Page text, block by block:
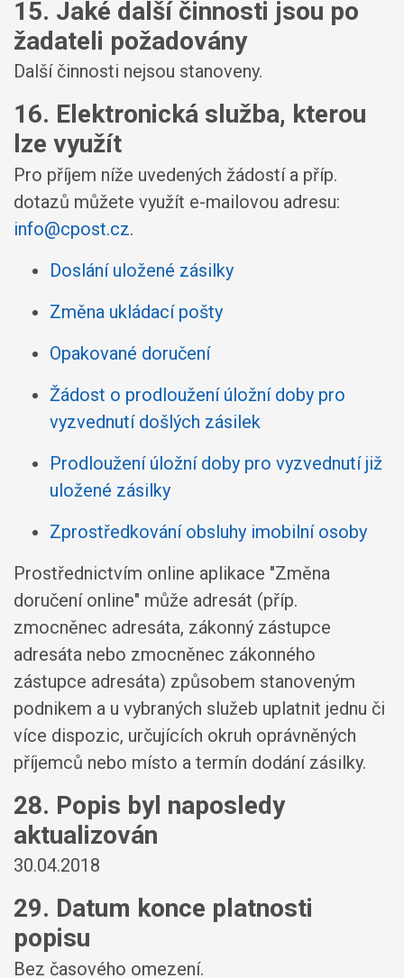
15. Jaké další činnosti jsou po
žadateli požadovány
Další činnosti nejsou stanoveny.
16. Elektronická služba, kterou
lze využít
Pro příjem níže uvedených žádostí a příp.
dotazů můžete využít e-mailovou adresu:
info@cpost.cz.
Doslání uložené zásilky
Změna ukládací pošty
Opakované doručení
Žádost o prodloužení úložní doby pro
vyzvednutí došlých zásilek
Prodloužení úložní doby pro vyzvednutí již
uložené zásilky
Zprostředkování obsluhy imobilní osoby
Prostřednictvím online aplikace "Změna
doručení online" může adresát (příp.
zmocněnec adresáta, zákonný zástupce
adresáta nebo zmocněnec zákonného
zástupce adresáta) způsobem stanoveným
podnikem a u vybraných služeb uplatnit jednu či
více dispozic, určujících okruh oprávněných
příjemců nebo místo a termín dodání zásilky.
28. Popis byl naposledy
aktualizován
30.04.2018
29. Datum konce platnosti
popisu
Bez časového omezení.